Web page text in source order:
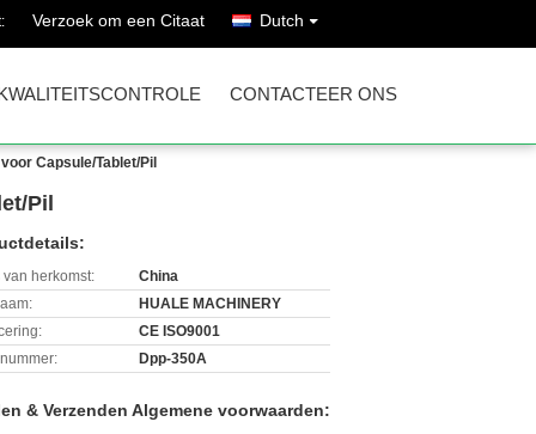
Verzoek om een Citaat Dutch
CONTACTEER ONS
Capsule/Tablet/Pil
Pil
van herkomst:
China
HUALE MACHINERY
CE ISO9001
Dpp-350A
& Verzenden Algemene voorwaarden: